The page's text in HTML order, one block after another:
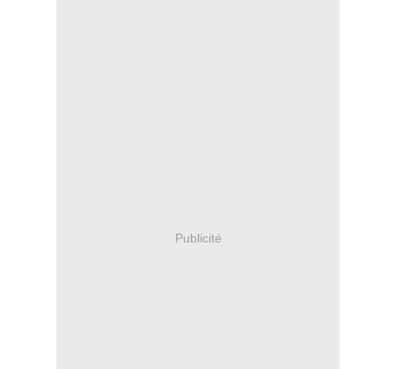
Publicité